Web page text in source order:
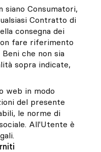
siano Consumatori,
Contratto di
consegna dei
fare riferimento
che non sia
sopra indicate,
web in modo
del presente
le norme di
All'Utente è